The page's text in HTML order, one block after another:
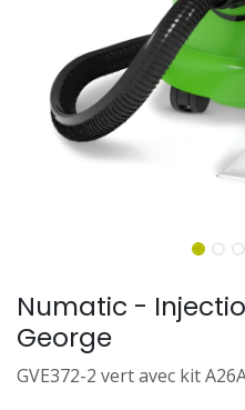
Numatic -
George
GVE372-2 vert avec kit